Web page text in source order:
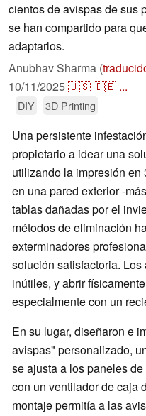
cientos de avispas de sus
se han compartido para
adaptarlos.
Anubhav Sharma (
10/11/2025🇺🇸🇩🇪 ...
DIY 3D Printing
Una persistente
propietario a idear una
utilizando la impresión
en una pared exterior -
tablas dañadas por el
métodos de eliminación
exterminadores
solución satisfactoria.
inútiles, y abrir
especialmente con un
En su lugar, diseñaron e
avispas" personalizado,
se ajusta a los paneles
con un ventilador de caja
montaje permitía a las